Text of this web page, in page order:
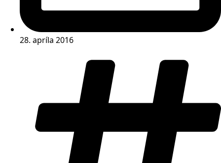
28. apríla 2016